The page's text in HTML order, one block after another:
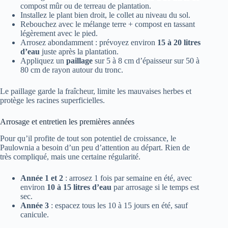
compost mûr ou de terreau de plantation.
Installez le plant bien droit, le collet au niveau du sol.
Rebouchez avec le mélange terre + compost en tassant
légèrement avec le pied.
Arrosez abondamment : prévoyez environ 15 à 20 litres
d’eau juste après la plantation.
Appliquez un paillage sur 5 à 8 cm d’épaisseur sur 50 à
80 cm de rayon autour du tronc.
Le paillage garde la fraîcheur, limite les mauvaises herbes et
protège les racines superficielles.
Arrosage et entretien les premières années
Pour qu’il profite de tout son potentiel de croissance, le
Paulownia a besoin d’un peu d’attention au départ. Rien de
très compliqué, mais une certaine régularité.
Année 1 et 2 : arrosez 1 fois par semaine en été, avec
environ 10 à 15 litres d’eau par arrosage si le temps est
sec.
Année 3 : espacez tous les 10 à 15 jours en été, sauf
canicule.